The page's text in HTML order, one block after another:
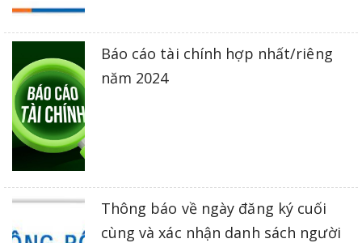
Báo cáo tài chính hợp nhất/riêng
năm 2024
Thông báo về ngày đăng ký cuối
cùng và xác nhận danh sách người